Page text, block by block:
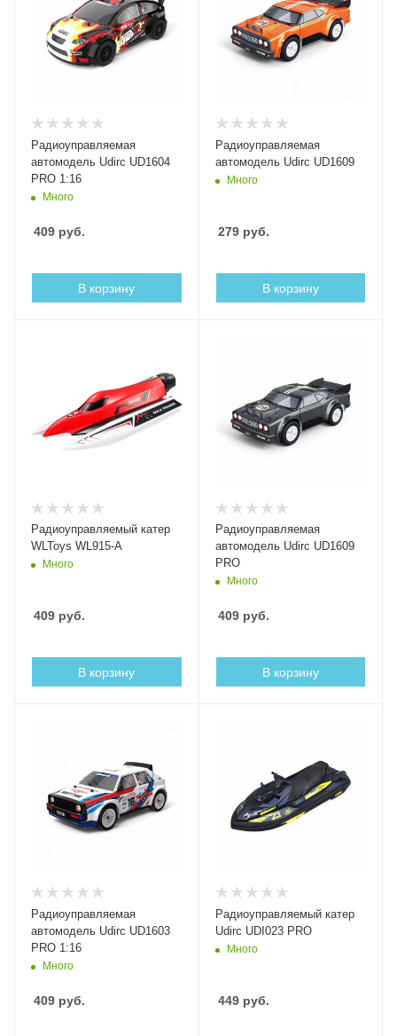
Радиоуправляемая
автомодель Udirc UD1604
PRO 1:16
Много
409 руб.
В корзину
Радиоуправляемая
автомодель Udirc UD1609
Много
279руб.
В корзину
Радиоуправляемый катер
WLToys WL915-A
Много
409 руб.
В корзину
Радиоуправляемая
автомодель Udirc UD1609
PRO
Много
409руб.
В корзину
Радиоуправляемая
автомодель Udirc UD1603
PRO 1:16
Много
409 руб.
Радиоуправляемый катер
Udirc UDI023 PRO
Много
449руб.